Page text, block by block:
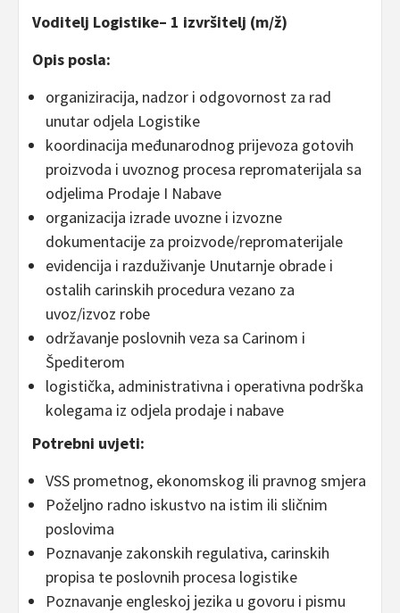
Voditelj Logistike– 1 izvršitelj (m/ž)
Opis posla:
organiziracija, nadzor i odgovornost za rad
unutar odjela Logistike
koordinacija međunarodnog prijevoza gotovih
proizvoda i uvoznog procesa repromaterijala sa
odjelima Prodaje I Nabave
organizacija izrade uvozne i izvozne
dokumentacije za proizvode/repromaterijale
evidencija i razduživanje Unutarnje obrade i
ostalih carinskih procedura vezano za
uvoz/izvoz robe
održavanje poslovnih veza sa Carinom i
Špediterom
logistička, administrativna i operativna podrška
kolegama iz odjela prodaje i nabave
Potrebni uvjeti:
VSS prometnog, ekonomskog ili pravnog smjera
Poželjno radno iskustvo na istim ili sličnim
poslovima
Poznavanje zakonskih regulativa, carinskih
propisa te poslovnih procesa logistike
Poznavanje engleskoj jezika u govoru i pismu